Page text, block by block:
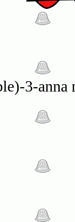
3-anna